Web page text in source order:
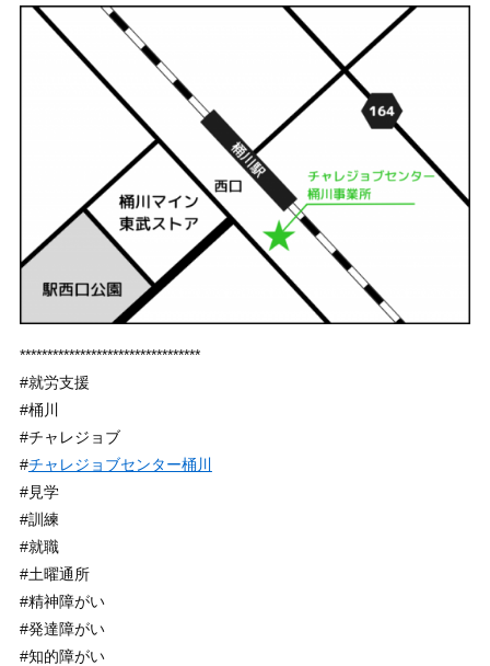
*********************************
#就労支援
#桶川
#チャレジョブ
#チャレジョブセンター桶川
#見学
#訓練
#就職
#土曜通所
#精神障がい
#発達障がい
#知的障がい